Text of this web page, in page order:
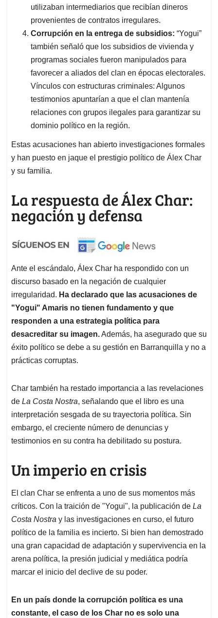
utilizaban intermediarios que recibían dineros
provenientes de contratos irregulares.
Corrupción en la entrega de subsidios: “Yogui”
también señaló que los subsidios de vivienda y
programas sociales fueron manipulados para
favorecer a aliados del clan en épocas electorales.
Vínculos con estructuras criminales: Algunos
testimonios apuntarían a que el clan mantenía
relaciones con grupos ilegales para garantizar su
dominio político en la región.
Estas acusaciones han abierto investigaciones formales
y han puesto en jaque el prestigio político de Álex Char
y su familia.
La respuesta de Álex Char:
negación y defensa
Ante el escándalo, Álex Char ha respondido con un
discurso basado en la negación de cualquier
irregularidad. Ha declarado que las acusaciones de
"Yogui" Amaris no tienen fundamento y que
responden a una estrategia política para
desacreditar su imagen.Además, ha asegurado que su
éxito político se debe a su gestión en Barranquilla y no a
prácticas corruptas.
Char también ha restado importancia a las revelaciones
de La Costa Nostra, señalando que el libro es una
interpretación sesgada de su trayectoria política. Sin
embargo, el creciente número de denuncias y
testimonios en su contra ha debilitado su postura.
Un imperio en crisis
El clan Char se enfrenta a uno de sus momentos más
críticos. Con la traición de "Yogui", la publicación de La
Costa Nostra y las investigaciones en curso, el futuro
político de la familia es incierto. Si bien han demostrado
una gran capacidad de adaptación y supervivencia en la
arena política, la presión judicial y mediática podría
marcar el inicio del declive de su poder.
En un país donde la corrupción política es una
constante, el caso de los Char no es solo una